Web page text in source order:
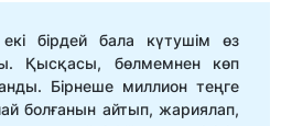
екі бірдей бала күтушім өз
Қысқасы, бөлмемнен көп
Бірнеше миллион теңге
болғанын айтып, жариялап,